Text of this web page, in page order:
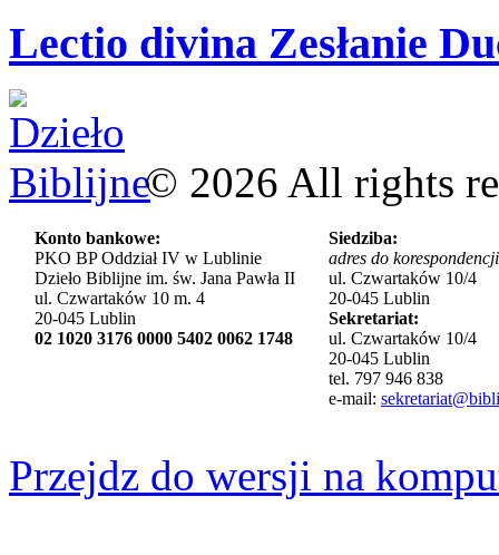
Lectio divina Zesłanie
© 2026 All rights
Konto bankowe:
PKO BP Oddział IV w Lublinie
Dzieło Biblijne im. św. Jana Pawła II
ul. Czwartaków 10 m. 4
20-045 Lublin
02 1020 3176 0000 5402 0062 1748
Siedziba:
adres do
ul. Czwartaków 10/4
20-045 Lublin
Sekretariat:
ul. Czwartaków 10/4
20-045 Lublin
tel. 797 946 838
e-mail:
Przejdz do wersji na